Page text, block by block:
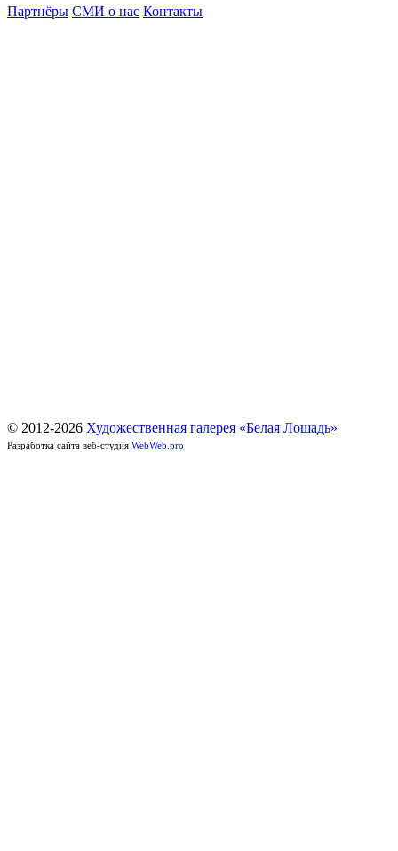
Партнёры СМИ о нас Контакты
© 2012-2026 Художественная галерея «Белая Лошадь»
Разработка сайта веб-студия WebWeb.pro